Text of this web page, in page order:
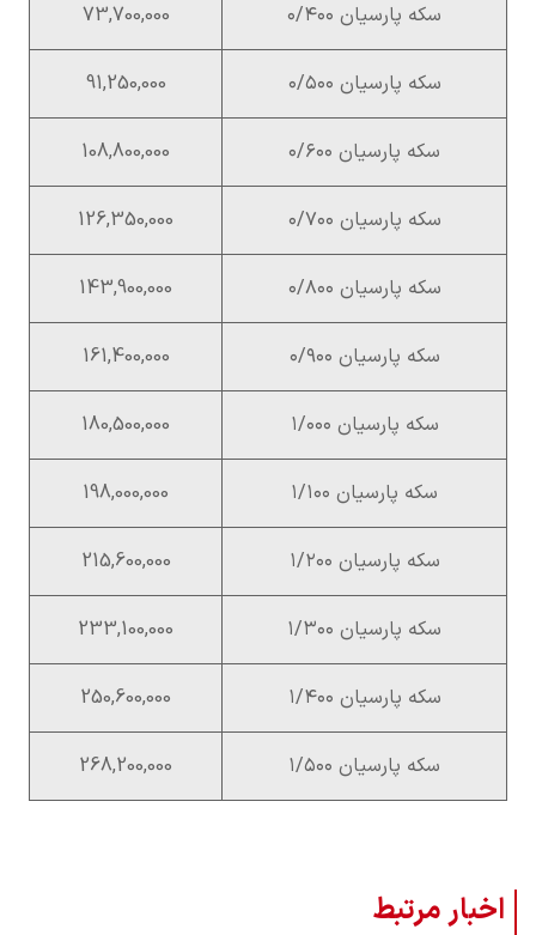
سکه پارسیان ۰/۴۰۰ 73,700,000
سکه پارسیان ۰/۵۰۰ 91,250,000
سکه پارسیان ۰/۶۰۰ 108,800,000
سکه پارسیان ۰/۷۰۰ 126,350,000
سکه پارسیان ۰/۸۰۰ 143,900,000
سکه پارسیان ۰/۹۰۰ 161,400,000
سکه پارسیان ۱/۰۰۰ 180,500,000
سکه پارسیان ۱/۱۰۰ 198,000,000
سکه پارسیان ۱/۲۰۰ 215,600,000
سکه پارسیان ۱/۳۰۰ 233,100,000
سکه پارسیان ۱/۴۰۰ 250,600,000
سکه پارسیان ۱/۵۰۰ 268,200,000
اخبار مرتبط